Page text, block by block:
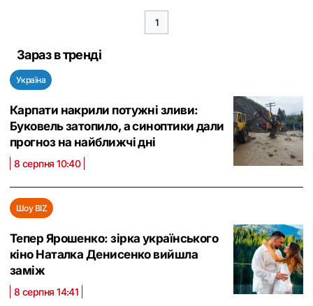
1
Зараз в тренді
Україна
Карпати накрили потужні зливи:
Буковель затопило, а синоптики дали
прогноз на найближчі дні
8 серпня 10:40
Шоу BIZ
Тепер Ярошенко: зірка українського
кіно Наталка Денисенко вийшла
заміж
8 серпня 14:41